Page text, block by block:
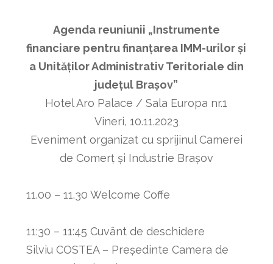
Agenda reuniunii „Instrumente
financiare pentru finanțarea IMM-urilor și
a Unităților Administrativ Teritoriale din
județul Brașov”
Hotel Aro Palace / Sala Europa nr.1
Vineri, 10.11.2023
Eveniment organizat cu sprijinul Camerei
de Comerț și Industrie Brașov
11.00 – 11.30 Welcome Coffe
11:30 – 11:45 Cuvânt de deschidere
Silviu COSTEA – Președinte Camera de